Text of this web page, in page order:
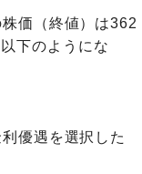
価（終値）は362
下のようにな
優遇を選択した